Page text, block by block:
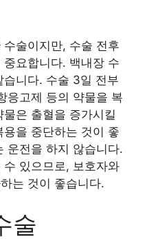
술이지만, 수술 전후
요합니다. 백내장 수
니다. 수술 3일 전부
응고제 등의 약물을 복
은 출혈을 증가시킬
을 중단하는 것이 좋
운전을 하지 않습니다.
있으므로, 보호자와
는 것이 좋습니다.
술